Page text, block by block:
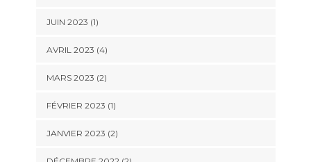
JUIN 2023 (1)
AVRIL 2023 (4)
MARS 2023 (2)
FÉVRIER 2023 (1)
JANVIER 2023 (2)